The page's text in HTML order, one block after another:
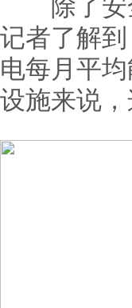
除了安全
记者了解
电每月平
设施来说